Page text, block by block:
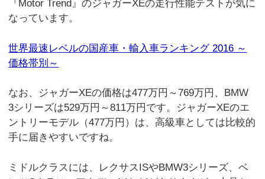
『Motor Trend』のジャガーXEの走行性能テストが気に
なっています。
世界最速レベルの国産車・輸入車ランキング 2016 ～
価格帯別～
なお、ジャガーXEの価格は477万円～769万円、BMW
3シリーズは529万円～811万円です。ジャガーXEのエ
ントリーモデル（477万円）は、高級車としては比較的
手に届きやすいですね。
ミドルクラスには、レクサスISやBMW3シリーズ、ベ